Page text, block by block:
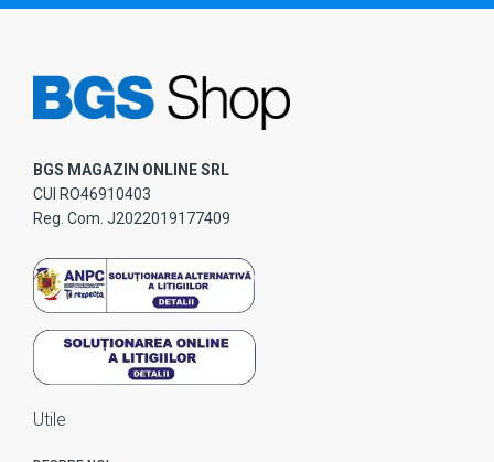
BGS MAGAZIN ONLINE SRL
CUI RO46910403
Reg. Com. J2022019177409
Utile